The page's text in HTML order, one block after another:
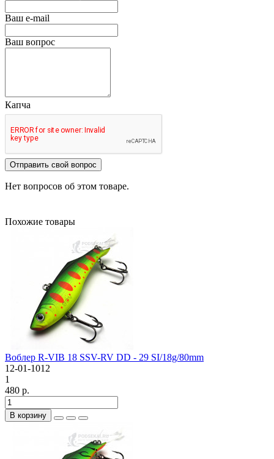
Ваш e-mail
Ваш вопрос
Капча
Отправить свой вопрос
Нет вопросов об этом товаре.
Похожие товары
Воблер R-VIB 18 SSV-RV DD - 29 SI/18g/80mm
12-01-1012
1
480 р.
В корзину